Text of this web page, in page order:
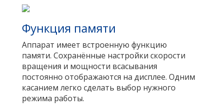
Функция памяти
Аппарат имеет встроенную функцию
памяти. Сохранённые настройки скорости
вращения и мощности всасывания
постоянно отображаются на дисплее. Одним
касанием легко сделать выбор нужного
режима работы.